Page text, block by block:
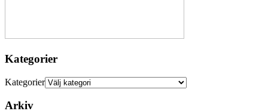
Kategorier
Kategorier
Arkiv